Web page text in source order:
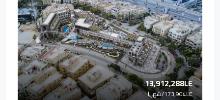
13,912,288LE
173,904LE/شهريا